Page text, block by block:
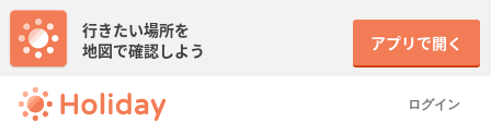
ログイン
行きたい場所を
地図で確認しよう
アプリで開く